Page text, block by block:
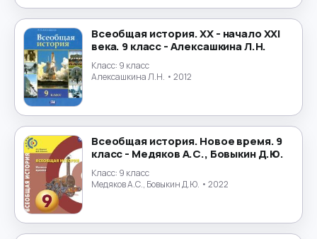
Всеобщая история. XX - начало XXI
века. 9 класс - Алексашкина Л.Н.
Класс: 9 класс
Алексашкина Л.Н. • 2012
Всеобщая история. Новое время. 9
класс - Медяков А.С., Бовыкин Д.Ю.
Класс: 9 класс
Медяков А.С., Бовыкин Д.Ю. • 2022